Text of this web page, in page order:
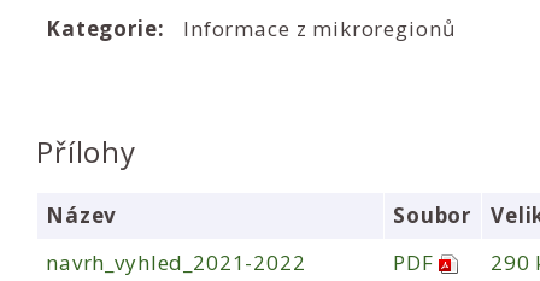
Kategorie: Informace z mikroregionů
Přílohy
Název Soubor
navrh_vyhled_2021-2022
PDF 290